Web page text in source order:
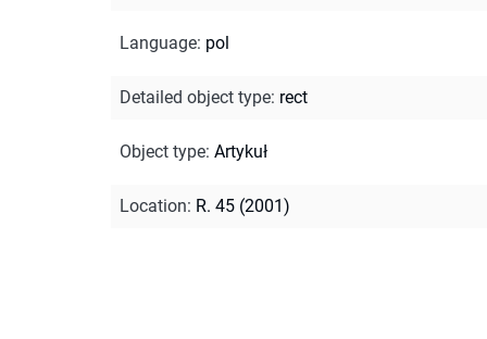
Language: pol
Detailed object type: rect
Object type: Artykuł
Location: R. 45 (2001)